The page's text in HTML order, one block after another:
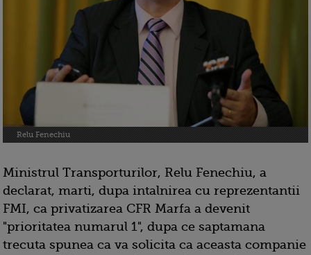
Relu Fenechiu
Ministrul Transporturilor, Relu Fenechiu, a
declarat, marti, dupa intalnirea cu reprezentantii
FMI, ca privatizarea CFR Marfa a devenit
"prioritatea numarul 1", dupa ce saptamana
trecuta spunea ca va solicita ca aceasta companie